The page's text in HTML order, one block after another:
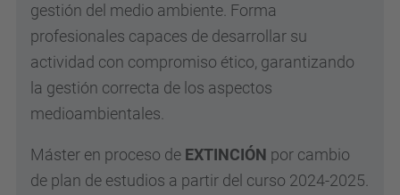
gestión del medio ambiente. Forma
profesionales capaces de desarrollar su
actividad con compromiso ético, garantizando
la gestión correcta de los aspectos
medioambientales.
Máster en proceso de EXTINCIÓN por cambio
de plan de estudios a partir del curso 2024-2025.